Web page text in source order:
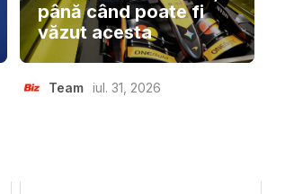
până când poate fi
văzut acesta
Team iul. 31, 2026